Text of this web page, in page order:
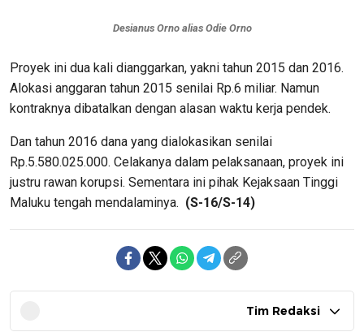
Desianus Orno alias Odie Orno
Proyek ini dua kali dianggarkan, yakni tahun 2015 dan 2016.
Alokasi anggaran tahun 2015 senilai Rp.6 miliar. Namun
kontraknya dibatalkan dengan alasan waktu kerja pendek.
Dan tahun 2016 dana yang dialokasikan senilai
Rp.5.580.025.000. Celakanya dalam pelaksanaan, proyek ini
justru rawan korupsi. Sementara ini pihak Kejaksaan Tinggi
Maluku tengah mendalaminya. (S-16/S-14)
Tim Redaksi